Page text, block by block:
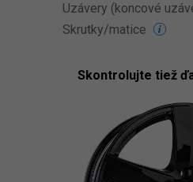
Uzávery (koncové
Skrutky/matice
Skontrolujte tiež